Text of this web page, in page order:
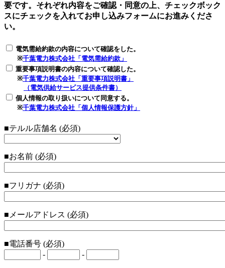
要です。それぞれ内容をご確認・同意の上、チェックボック
スにチェックを入れてお申し込みフォームにお進みくださ
い。
電気需給約款の内容について確認をした。
※千葉電力株式会社「電気需給約款」
重要事項説明書の内容について確認した。
※千葉電力株式会社「重要事項説明書」
（電気供給サービス提供条件書）
個人情報の取り扱いについて同意する。
※千葉電力株式会社「個人情報保護方針」
■テルル店舗名 (必須)
■お名前 (必須)
■フリガナ (必須)
■メールアドレス (必須)
■電話番号 (必須)
-
-